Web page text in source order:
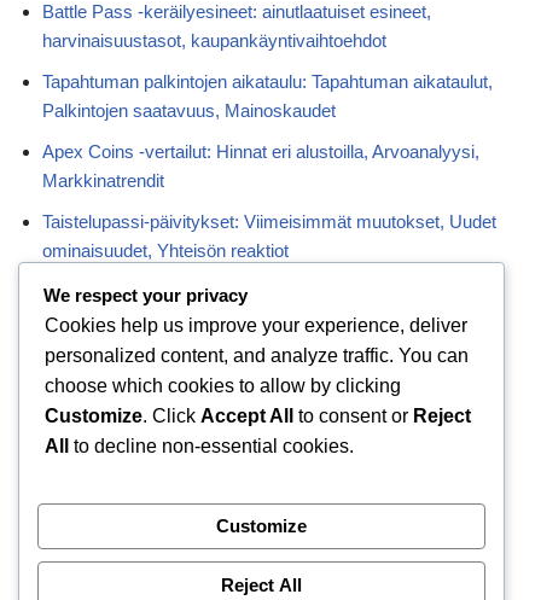
Battle Pass -keräilyesineet: ainutlaatuiset esineet,
harvinaisuustasot, kaupankäyntivaihtoehdot
Tapahtuman palkintojen aikataulu: Tapahtuman aikataulut,
Palkintojen saatavuus, Mainoskaudet
Apex Coins -vertailut: Hinnat eri alustoilla, Arvoanalyysi,
Markkinatrendit
Taistelupassi-päivitykset: Viimeisimmät muutokset, Uudet
ominaisuudet, Yhteisön reaktiot
Taistelupassi-tapahtumat: Erityiset tehtävät, Rajoitetun ajan
palkinnot, Yhteistyötapahtumat
Taistelupassi-ihot: Eksklusiiviset mallit, hahmovalinnat,
kausiteemat
Categories
We respect your privacy
Cookies help us improve your experience, deliver
personalized content, and analyze traffic. You can
choose which cookies to allow by clicking
Customize. Click Accept All to consent or Reject
All
to decline non-essential cookies.
Customize
Reject All